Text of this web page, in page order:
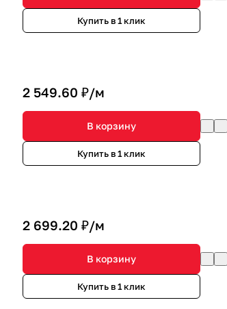
Купить в 1 клик
2 549.60 ₽/м
В корзину
Купить в 1 клик
2 699.20 ₽/м
В корзину
Купить в 1 клик